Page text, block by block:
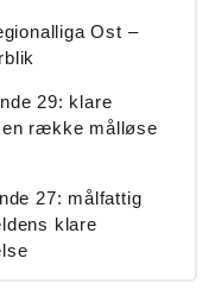
Ost –
29: klare
en række målløse
27: målfattig
klare